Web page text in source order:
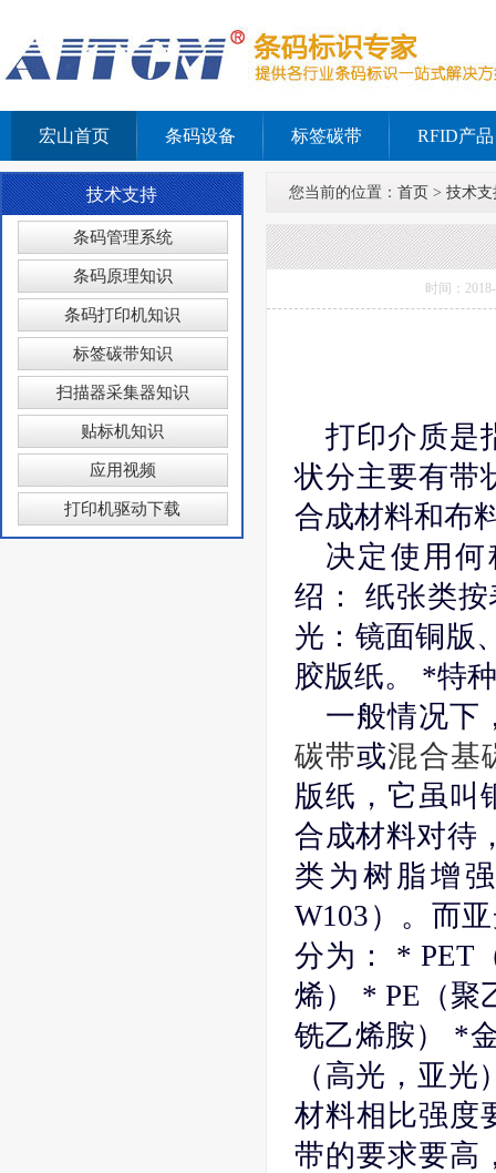
宏山首页 条码设备 标签碳带 RFID产品
技术支持
条码管理系统
条码原理知识
条码打印机知识
标签碳带知识
扫描器采集器知识
贴标机知识
应用视频
打印机驱动下载
您当前的位置： 首页 > 技术支
时间：
打印介质是
状分主要有带
合成材料和布
决定使用
绍： 纸张类
光：镜面铜版
胶版纸。 *特
一般情况下
碳带或混合基
版纸，它虽叫
合成材料对待
类为树脂增
W103）。而
分为： * PET
烯） * PE（聚
铣乙烯胺） *
（高光，亚
材料相比强度
带的要求要高